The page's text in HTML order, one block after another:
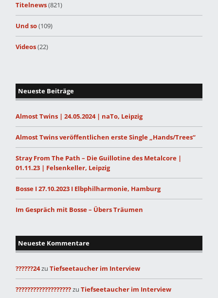
Titelnews(821)
Und so(109)
Videos(22)
Neueste Beiträge
Almost Twins | 24.05.2024 | naTo, Leipzig
Almost Twins veröffentlichen erste Single „Hands/Trees“
Stray From The Path – Die Guillotine des Metalcore |
01.11.23 | Felsenkeller, Leipzig
Bosse I 27.10.2023 I Elbphilharmonie, Hamburg
Im Gespräch mit Bosse – Übers Träumen
Neueste Kommentare
??????24zu Tiefseetaucher im Interview
???????????????????zu Tiefseetaucher im Interview